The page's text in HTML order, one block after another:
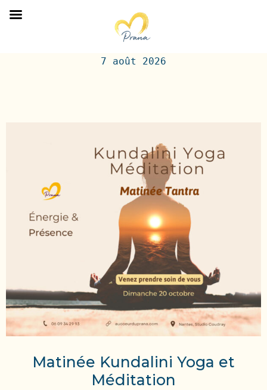
7 août 2026
Matinée Kundalini Yoga et
Méditation